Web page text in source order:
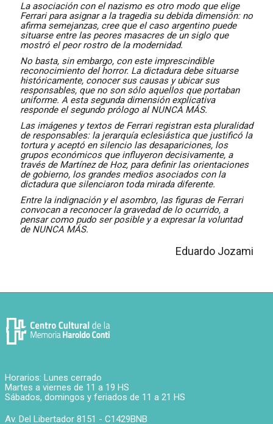
La asociación con el nazismo es otro modo que elige
Ferrari para asignar a la tragedia su debida dimensión: no
afirma semejanzas, cree que el caso argentino puede
situarse entre las peores masacres de un siglo que
mostró el peor rostro de la modernidad.
No basta, sin embargo, con este imprescindible
reconocimiento del horror. La dictadura debe situarse
históricamente, conocer sus causas y ubicar sus
responsables, que no son sólo aquellos que portaban
uniforme. A esta segunda dimensión explicativa
responde el segundo prólogo al NUNCA MÁS.
Las imágenes y textos de Ferrari registran esta pluralidad
de responsables: la jerarquía eclesiástica que justificó la
tortura y aceptó en silencio las desapariciones, los
grupos económicos que influyeron decisivamente, a
través de Martínez de Hoz, para definir las orientaciones
de gobierno, los grandes medios asociados con la
dictadura que silenciaron toda mirada diferente.
Entre la indignación y el asombro, las figuras de Ferrari
convocan a reconocer la gravedad de lo ocurrido, a
pensar como pudo ser posible y a expresar la voluntad
de NUNCA MÁS.
Eduardo Jozami
Horarios: Lunes cerrado
Martes a viernes de 11 a 19 HS
Sábados, domingos y feriados de 11 a 21 HS
Av. Del Libertador 8151 - C1429BNB